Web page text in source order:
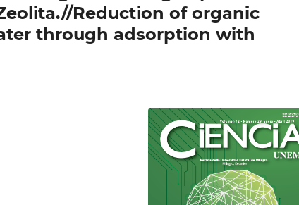
Reduction of organic
through adsorption with